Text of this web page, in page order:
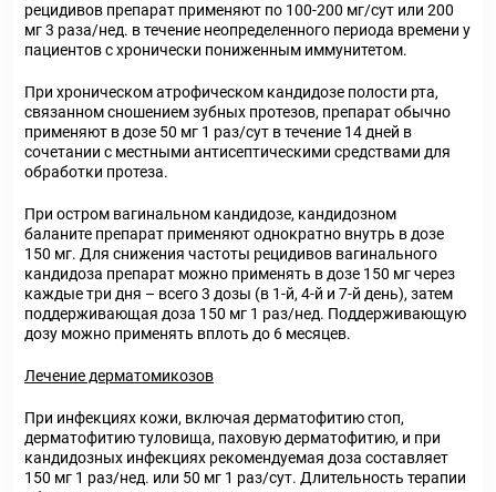
рецидивов препарат применяют по 100-200 мг/сут или 200
мг 3 раза/нед. в течение неопределенного периода времени у
пациентов с хронически пониженным иммунитетом.
При хроническом атрофическом кандидозе полости рта,
связанном сношением зубных протезов, препарат обычно
применяют в дозе 50 мг 1 раз/сут в течение 14 дней в
сочетании с местными антисептическими средствами для
обработки протеза.
При остром вагинальном кандидозе, кандидозном
баланите препарат применяют однократно внутрь в дозе
150 мг. Для снижения частоты рецидивов вагинального
кандидоза препарат можно применять в дозе 150 мг через
каждые три дня – всего 3 дозы (в 1-й, 4-й и 7-й день), затем
поддерживающая доза 150 мг 1 раз/нед. Поддерживающую
дозу можно применять вплоть до 6 месяцев.
Лечение дерматомикозов
При инфекциях кожи, включая дерматофитию стоп,
дерматофитию туловища, паховую дерматофитию, и при
кандидозных инфекциях рекомендуемая доза составляет
150 мг 1 раз/нед. или 50 мг 1 раз/сут. Длительность терапии